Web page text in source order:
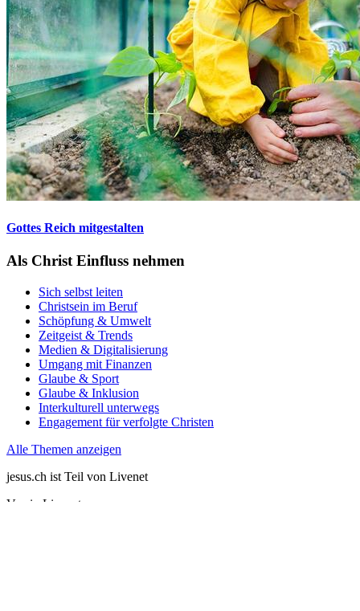
Gottes Reich mitgestalten
Als Christ Einfluss nehmen
Sich selbst leiten
Christsein im Beruf
Schöpfung & Umwelt
Zeitgeist & Trends
Medien & Digitalisierung
Umgang mit Finanzen
Glaube & Sport
Glaube & Inklusion
Interkulturell unterwegs
Engagement für verfolgte Christen
Alle Themen anzeigen
jesus.ch ist Teil von Livenet
Verein Livenet